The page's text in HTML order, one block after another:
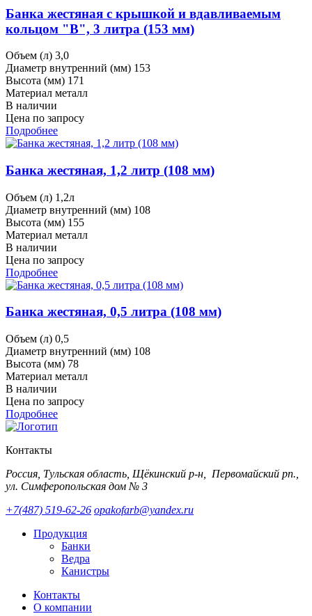
Банка жестяная с крышкой и вдавливаемым
кольцом "В", 3 литра (153 мм)
Объем (л) 3,0
Диаметр внутренний (мм) 153
Высота (мм) 171
Материал металл
В наличии
Цена по запросу
Подробнее
Банка жестяная, 1,2 литр (108 мм)
Объем (л) 1,2л
Диаметр внутренний (мм) 108
Высота (мм) 155
Материал металл
В наличии
Цена по запросу
Подробнее
Банка жестяная, 0,5 литра (108 мм)
Объем (л) 0,5
Диаметр внутренний (мм) 108
Высота (мм) 78
Материал металл
В наличии
Цена по запросу
Подробнее
Контакты
Россия, Тульская область, Щёкинский р-н, Первомайский рп.,
ул. Симферопольская дом № 3
+7(487) 519-62-26 opakofarb@yandex.ru
Продукция
Банки
Ведра
Канистры
Контакты
О компании